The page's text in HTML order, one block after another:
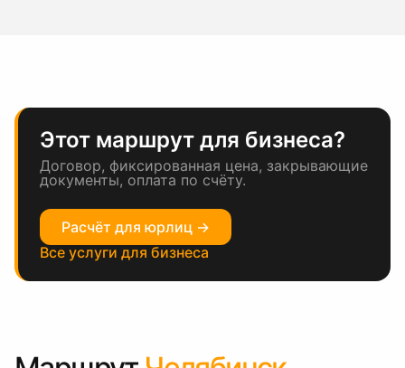
Этот маршрут для бизнеса?
Договор, фиксированная цена, закрывающие
документы, оплата по счёту.
Расчёт для юрлиц →
Все услуги для бизнеса